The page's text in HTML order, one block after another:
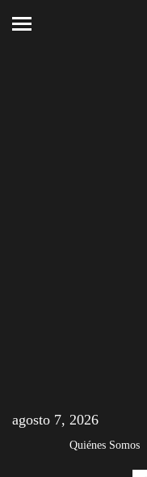
agosto 7, 2026
Quiénes Somos